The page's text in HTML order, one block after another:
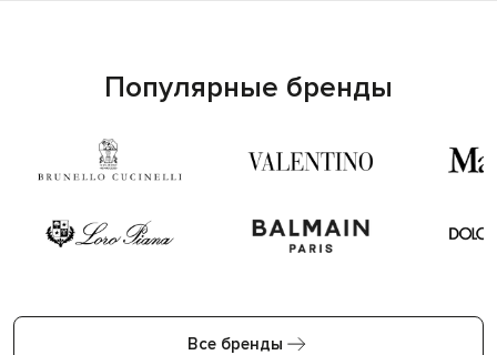
Популярные бренды
Все бренды